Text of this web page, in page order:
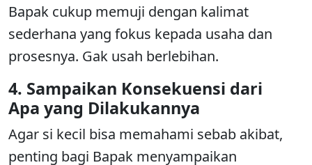
Bapak cukup memuji dengan kalimat
sederhana yang fokus kepada usaha dan
prosesnya. Gak usah berlebihan.
4. Sampaikan Konsekuensi dari
Apa yang Dilakukannya
Agar si kecil bisa memahami sebab akibat,
penting bagi Bapak menyampaikan